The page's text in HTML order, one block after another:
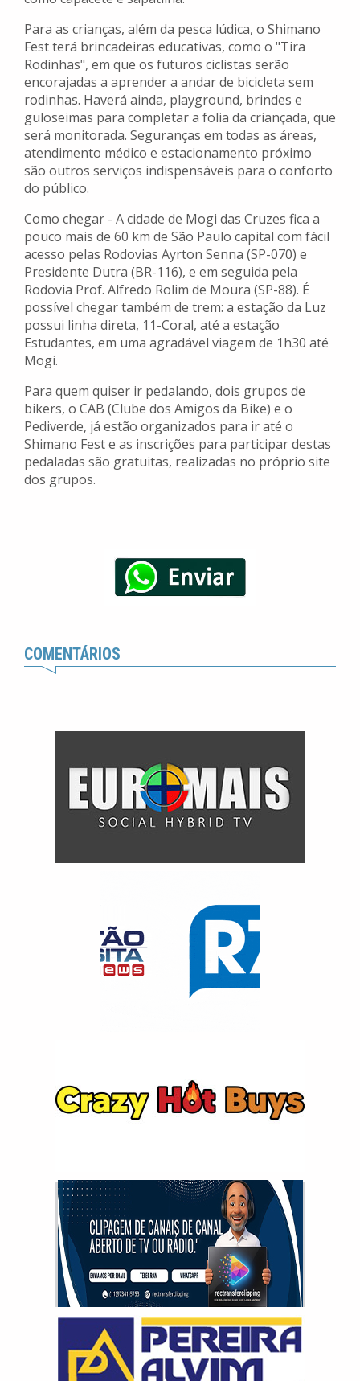
Para as crianças, além da pesca lúdica, o Shimano
Fest terá brincadeiras educativas, como o "Tira
Rodinhas", em que os futuros ciclistas serão
encorajadas a aprender a andar de bicicleta sem
rodinhas. Haverá ainda, playground, brindes e
guloseimas para completar a folia da criançada, que
será monitorada. Seguranças em todas as áreas,
atendimento médico e estacionamento próximo
são outros serviços indispensáveis para o conforto
do público.
Como chegar - A cidade de Mogi das Cruzes fica a
pouco mais de 60 km de São Paulo capital com fácil
acesso pelas Rodovias Ayrton Senna (SP-070) e
Presidente Dutra (BR-116), e em seguida pela
Rodovia Prof. Alfredo Rolim de Moura (SP-88). É
possível chegar também de trem: a estação da Luz
possui linha direta, 11-Coral, até a estação
Estudantes, em uma agradável viagem de 1h30 até
Mogi.
Para quem quiser ir pedalando, dois grupos de
bikers, o CAB (Clube dos Amigos da Bike) e o
Pediverde, já estão organizados para ir até o
Shimano Fest e as inscrições para participar destas
pedaladas são gratuitas, realizadas no próprio site
dos grupos.
COMENTÁRIOS